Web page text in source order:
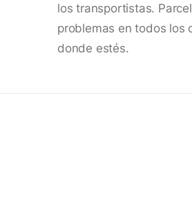
los transportistas.
problemas en todos los
donde estés.